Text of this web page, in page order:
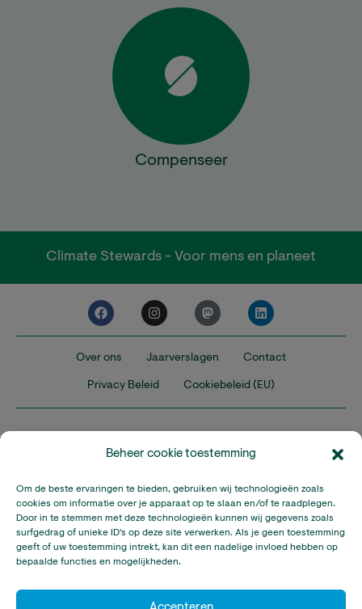
Beheer cookie toestemming
Om de beste ervaringen te bieden, gebruiken wij technologieën zoals
cookies om informatie over je apparaat op te slaan en/of te raadplegen.
Door in te stemmen met deze technologieën kunnen wij gegevens zoals
surfgedrag of unieke ID's op deze site verwerken. Als je geen toestemming
geeft of uw toestemming intrekt, kan dit een nadelige invloed hebben op
bepaalde functies en mogelijkheden.
Compenseer
Climate Stewards - Voor mens en planeet
Over ons Jaarverslagen Contact
Privacy Beleid Cookiebeleid (EU)
Nederland Verenigd Koninkrijk Verenigde Staten
Climate Stewards is onderdeel van Stichting A Rocha Nederland,
een geregistreerd goed doel in Nederland (RSIN: 815032924).
© Copyright Climate Stewards Ltd. – All rights reserved.